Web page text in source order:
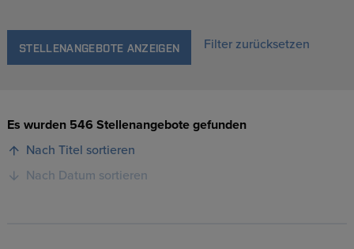
STELLENANGEBOTE ANZEIGEN Filter zurücksetzen
Es wurden 546 Stellenangebote gefunden
Nach Titel sortieren
Nach Datum sortieren